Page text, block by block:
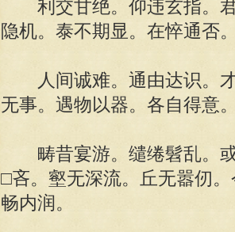
利交甘绝。仰违玄指。君
隐机。泰不期显。在悴通否
人间诚难。通由达识。才
无事。遇物以器。各自得意
畴昔宴游。缱绻髫乱。或
□吝。壑无深流。丘无嚣仞
畅内润。